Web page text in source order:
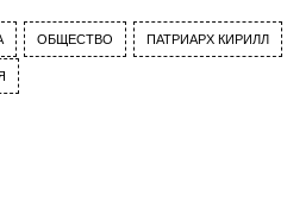
ОБЩЕСТВО ПАТРИАРХ КИРИЛЛ